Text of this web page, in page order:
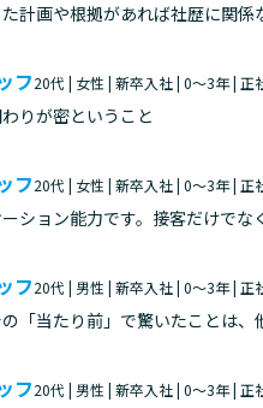
計画や根拠があれば社歴に関
フ20代 | 女性 | 新卒入社 | 0～3年 | 正
りが密ということ
フ20代 | 女性 | 新卒入社 | 0～3年 | 正
ション能力です。接客だけでな
フ20代 | 男性 | 新卒入社 | 0～3年 | 正
「当たり前」で驚いたことは
フ20代 | 男性 | 新卒入社 | 0～3年 | 正